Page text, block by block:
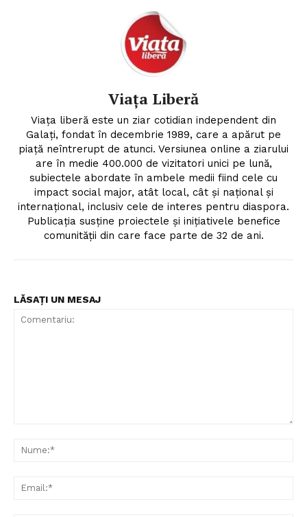
Viața Liberă
Viața liberă este un ziar cotidian independent din
Galați, fondat în decembrie 1989, care a apărut pe
piață neîntrerupt de atunci. Versiunea online a ziarului
are în medie 400.000 de vizitatori unici pe lună,
subiectele abordate în ambele medii fiind cele cu
impact social major, atât local, cât şi naţional şi
internaţional, inclusiv cele de interes pentru diaspora.
Publicaţia susţine proiectele şi iniţiativele benefice
comunităţii din care face parte de 32 de ani.
LĂSAȚI UN MESAJ